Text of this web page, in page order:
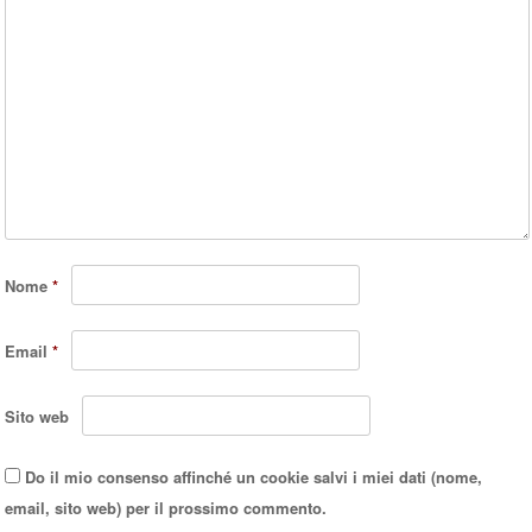
Nome*
Email*
Sito web
Do il mio consenso affinché un cookie salvi i miei dati (nome,
email, sito web) per il prossimo commento.